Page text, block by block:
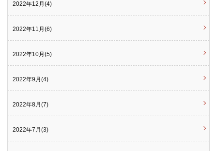
2022年12月(4)
2022年11月(6)
2022年10月(5)
2022年9月(4)
2022年8月(7)
2022年7月(3)